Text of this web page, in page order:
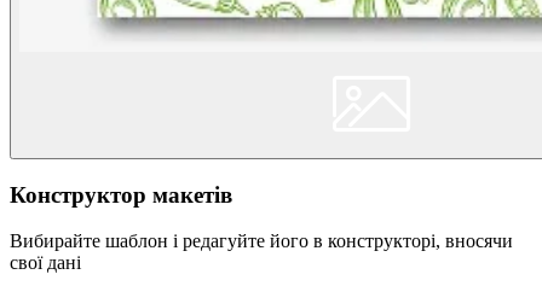
Конструктор макетів
Вибирайте шаблон і редагуйте його в конструкторі, вносячи
свої дані